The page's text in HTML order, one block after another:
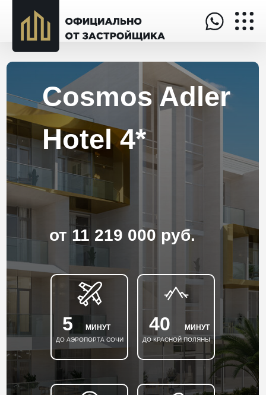
5 МИНУТ
ДО АЭРОПОРТА СОЧИ
40 МИНУТ
ДО КРАСНОЙ ПОЛЯНЫ
от 11 219 000 руб.
Cosmos Adler
Hotel 4*